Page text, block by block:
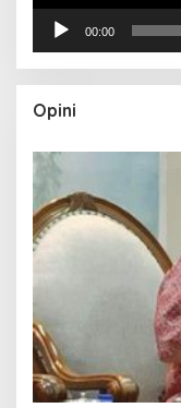
00:00
Opini